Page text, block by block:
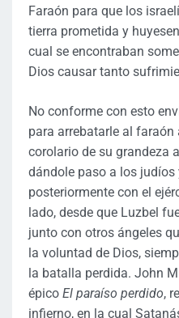
Faraón para que los
tierra prometida y
cual se encontraban
Dios causar tanto
No conforme con esto
para arrebatarle al
corolario de su grandeza
dándole paso a los judíos
posteriormente con el
lado, desde que Luzbel
junto con otros ángeles
la voluntad de Dios,
la batalla perdida. John
épico El paraíso perdido,
infierno, en la cual